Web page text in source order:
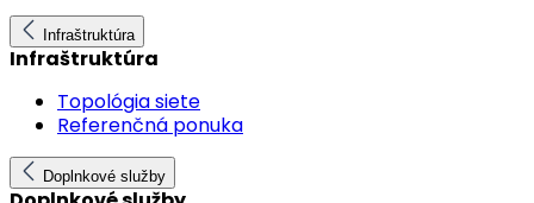
Infraštruktúra
Infraštruktúra
Topológia siete
Referenčná ponuka
Doplnkové služby